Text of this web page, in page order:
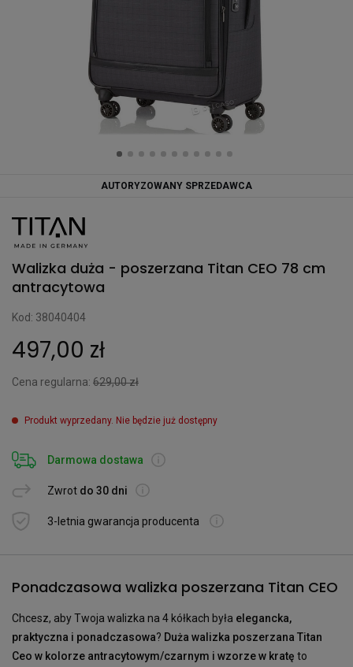
AUTORYZOWANY SPRZEDAWCA
Walizka duża - poszerzana Titan CEO 78 cm
antracytowa
Kod: 38040404
497,00 zł
Cena regularna: 629,00 zł
Produkt wyprzedany. Nie będzie już dostępny
Darmowa dostawa
Zwrot do 30 dni
3-letnia gwarancja producenta
Ponadczasowa walizka poszerzana Titan CEO
Chcesz, aby Twoja walizka na 4 kółkach była elegancka,
praktyczna i ponadczasowa? Duża walizka poszerzana Titan
Ceo w kolorze antracytowym/czarnym i wzorze w kratę to